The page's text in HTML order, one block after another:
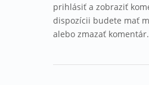
prihlásiť a zobraziť
dispozícii budete mať
alebo zmazať komentár.